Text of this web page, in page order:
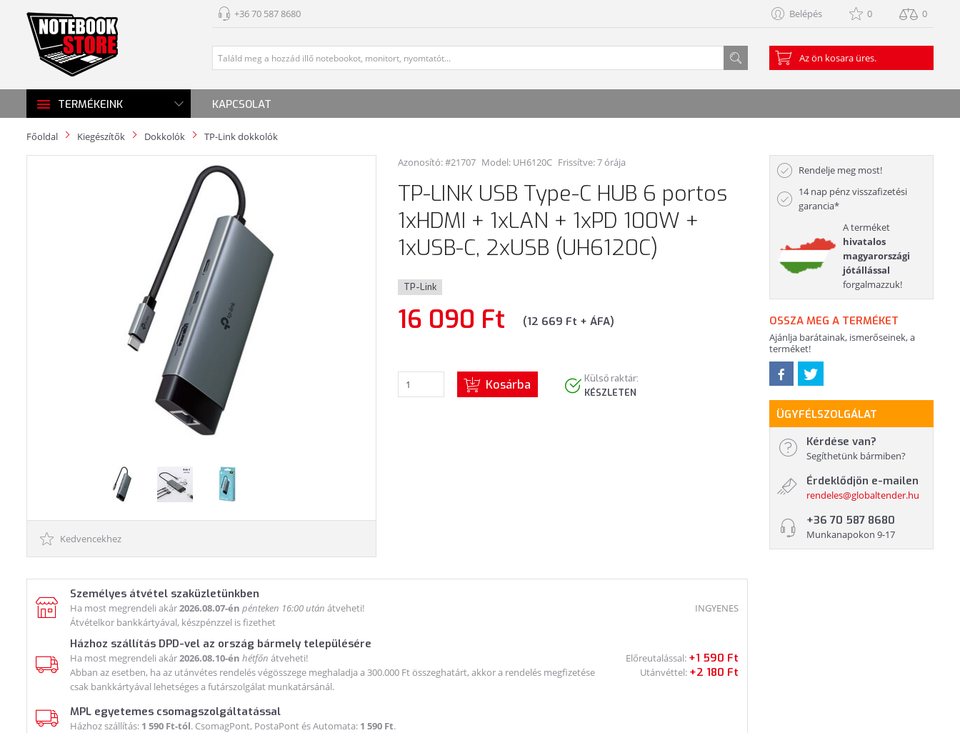
+36 70 587 8680 Belépés 0 0
Az ön kosara üres.
TERMÉKEINK KAPCSOLAT
Főoldal Kiegészítők Dokkolók TP-Link dokkolók
Kedvencekhez
Azonosító: #21707 Model: UH6120C Frissítve: 7 órája
TP-LINK USB Type-C HUB 6 portos
1xHDMI + 1xLAN + 1xPD 100W +
1xUSB-C, 2xUSB (UH6120C)
TP-Link
16 090 Ft (12 669 Ft + ÁFA)
Kosárba
Külső raktár:
KÉSZLETEN
Személyes átvétel szaküzletünkben
Ha most megrendeli akár2026.08.07-én pénteken 16:00 után átveheti!
Átvételkor bankkártyával, készpénzzel is fizethet
INGYENES
Házhoz szállítás DPD-vel az ország bármely településére
Ha most megrendeli akár2026.08.10-én hétfőn átveheti!
Abban az esetben, ha az utánvétes rendelés végösszege meghaladja a 300.000 Ft összeghatárt, akkor a rendelés megfizetése
csak bankkártyával lehetséges a futárszolgálat munkatársánál.
Előreutalással: +1 590 Ft
Utánvéttel: +2 180 Ft
MPL egyetemes csomagszolgáltatással
Házhoz szállítás: 1 590 Ft-tól. CsomagPont, PostaPont és Automata: 1 590 Ft.
Rendelje meg most!
14 nap pénz visszafizetési
garancia*
A terméket
hivatalos
magyarországi
jótállással
forgalmazzuk!
OSSZA MEG A TERMÉKET
Ajánlja barátainak, ismerőseinek, a
terméket!
ÜGYFÉLSZOLGÁLAT
Kérdése van?
Segíthetünk bármiben?
Érdeklődjön e-mailen
rendeles@globaltender.hu
+36 70 587 8680
Munkanapokon 9-17